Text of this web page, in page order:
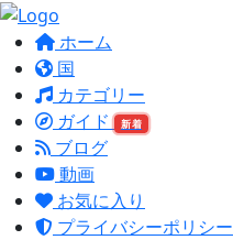
ホーム
国
カテゴリー
ガイド
新着
ブログ
動画
お気に入り
プライバシーポリシー